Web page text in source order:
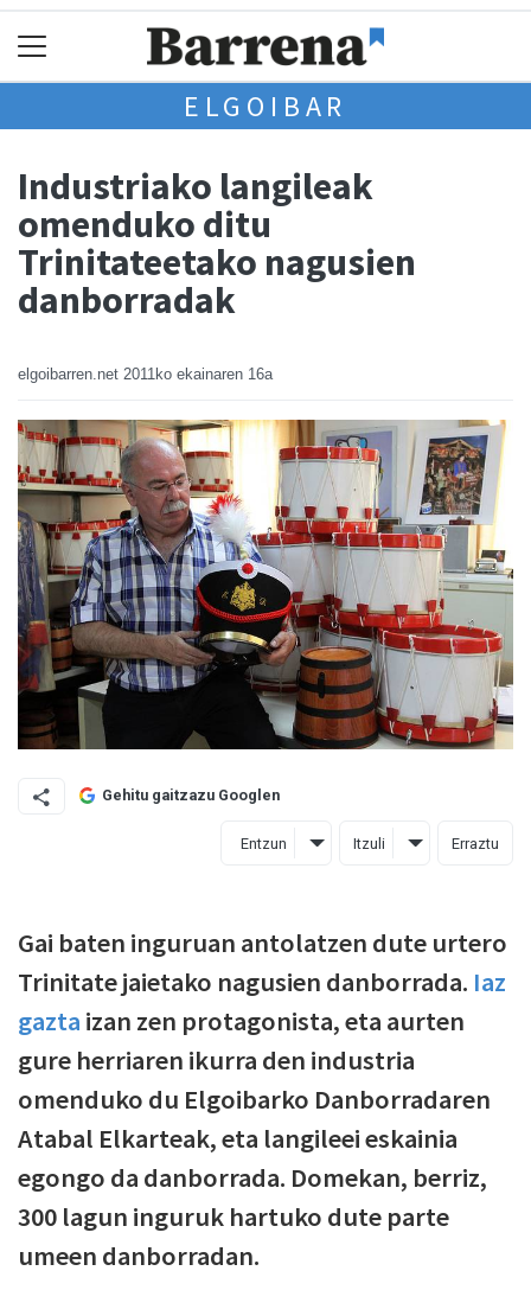
ELGOIBAR
Industriako langileak
omenduko ditu
Trinitateetako nagusien
danborradak
elgoibarren.net 2011ko ekainaren 16a
Gehitu gaitzazu Googlen
Entzun Itzuli Erraztu
Gai baten inguruan antolatzen dute urtero
Trinitate jaietako nagusien danborrada. Iaz
gazta izan zen protagonista, eta aurten
gure herriaren ikurra den industria
omenduko du Elgoibarko Danborradaren
Atabal Elkarteak, eta langileei eskainia
egongo da danborrada. Domekan, berriz,
300 lagun inguruk hartuko dute parte
umeen danborradan.